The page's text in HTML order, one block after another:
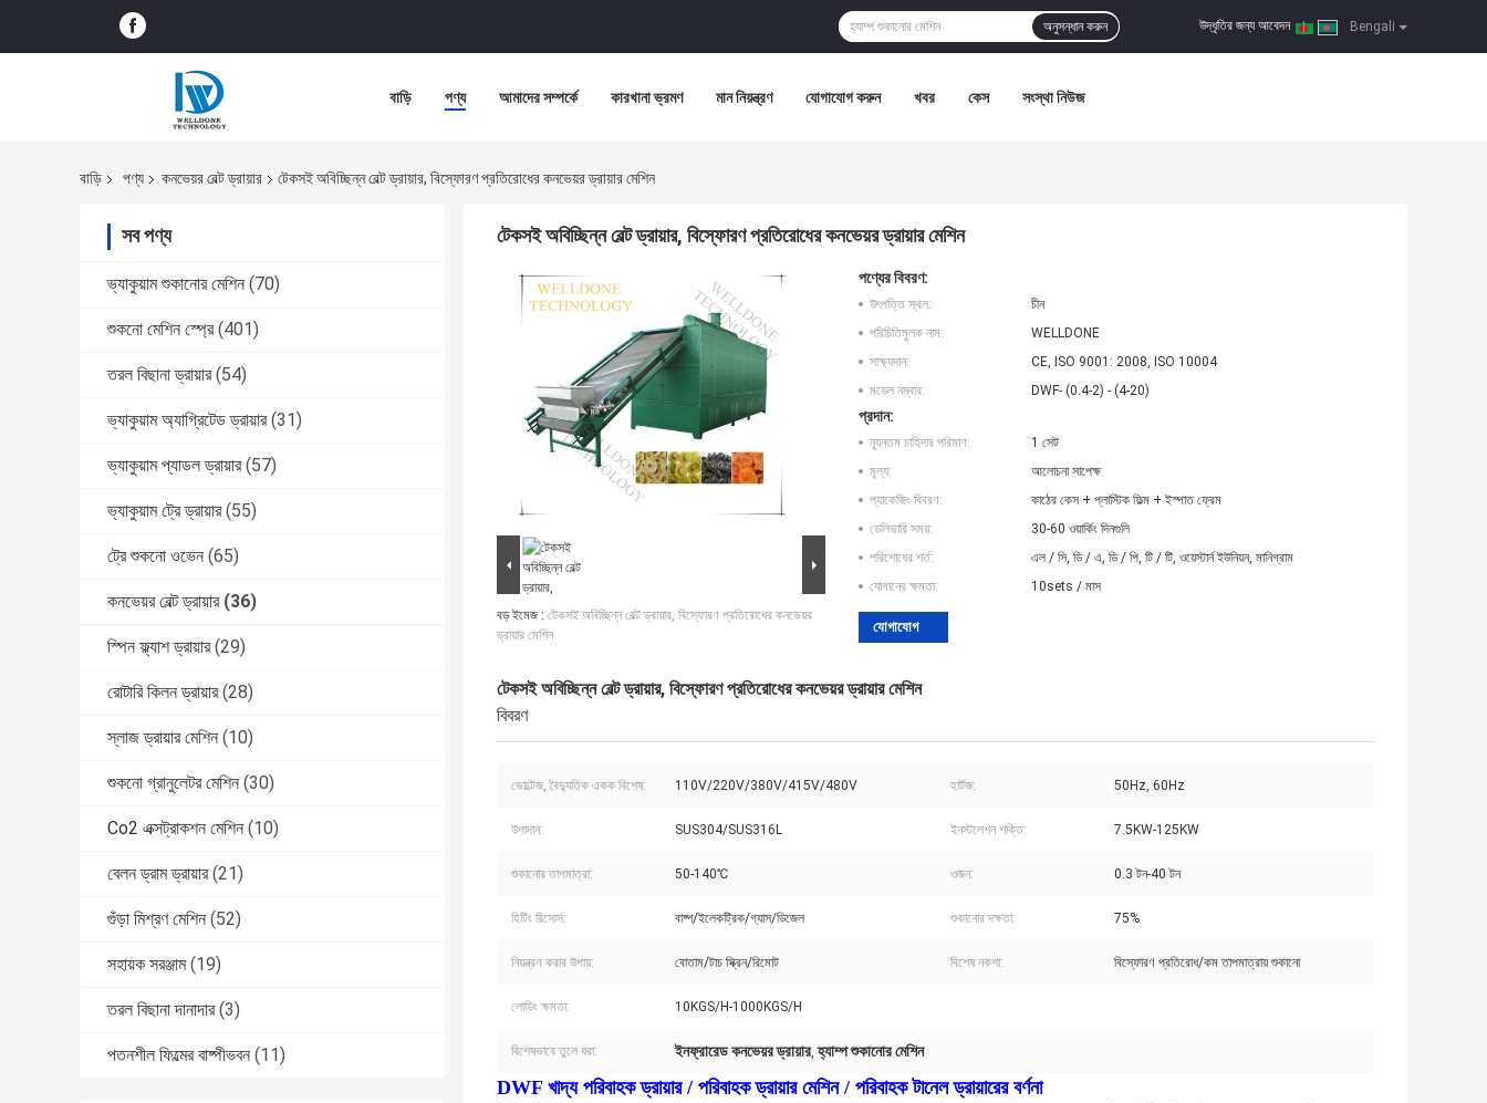
Bengali
উদ্ধৃতির জন্য আবেদন |
অনুসন্ধান করুন
বাড়ি পণ্য আমাদের সম্পর্কে কারখানা ভ্রমণ মান নিয়ন্ত্রণ যোগাযোগ করুন খবর কেস সংস্থা নিউজ
বাড়ি পণ্য কনভেয়র বেল্ট ড্রায়ার টেকসই অবিচ্ছিন্ন বেল্ট ড্রায়ার, বিস্ফোরণ প্রতিরোধের কনভেয়র ড্রায়ার মেশিন
সব পণ্য
ভ্যাকুয়াম শুকানোর মেশিন (70)
শুকনো মেশিন স্প্রে (401)
তরল বিছানা ড্রায়ার (54)
ভ্যাকুয়াম অ্যাগ্রিটেড ড্রায়ার (31)
ভ্যাকুয়াম প্যাডল ড্রায়ার (57)
ভ্যাকুয়াম ট্রে ড্রায়ার (55)
ট্রে শুকনো ওভেন (65)
কনভেয়র বেল্ট ড্রায়ার (36)
স্পিন ফ্ল্যাশ ড্রায়ার (29)
রোটারি কিলন ড্রায়ার (28)
স্লাজ ড্রায়ার মেশিন (10)
শুকনো গ্রানুলেটর মেশিন (30)
Co2 এক্সট্রাকশন মেশিন (10)
বেলন ড্রাম ড্রায়ার (21)
গুঁড়া মিশ্রণ মেশিন (52)
সহায়ক সরঞ্জাম (19)
তরল বিছানা দানাদার (3)
পতনশীল ফিল্মের বাষ্পীভবন (11)
টেকসই অবিচ্ছিন্ন বেল্ট ড্রায়ার, বিস্ফোরণ প্রতিরোধের কনভেয়র ড্রায়ার মেশিন
বড় ইমেজ : টেকসই অবিচ্ছিন্ন বেল্ট ড্রায়ার, বিস্ফোরণ প্রতিরোধের কনভেয়র
ড্রায়ার মেশিন
পণ্যের বিবরণ:
উৎপত্তি স্থল:
চীন
পরিচিতিমুলক নাম:
WELLDONE
সাক্ষ্যদান:
CE, ISO 9001: 2008, ISO 10004
মডেল নম্বার:
DWF- (0.4-2) - (4-20)
প্রদান:
ন্যূনতম চাহিদার পরিমাণ:
1 সেট
মূল্য:
আলোচনা সাপেক্ষ
প্যাকেজিং বিবরণ:
কাঠের কেস + প্লাস্টিক ফিল্ম + ইস্পাত ফ্রেম
ডেলিভারি সময়:
30-60 ওয়ার্কিং দিনগুলি
পরিশোধের শর্ত:
এল / সি, ডি / এ, ডি / পি, টি / টি, ওয়েস্টার্ন ইউনিয়ন, মানিগ্রাম
যোগানের ক্ষমতা:
10sets / মাস
যোগাযোগ
টেকসই অবিচ্ছিন্ন বেল্ট ড্রায়ার, বিস্ফোরণ প্রতিরোধের কনভেয়র ড্রায়ার মেশিন
বিবরণ
ভোল্টেজ, বৈদ্যুতিক একক বিশেষ: 110V/220V/380V/415V/480V হার্টজ: 50Hz, 60Hz
উপাদান: SUS304/SUS316L ইনস্টলেশন শক্তি: 7.5KW-125KW
শুকানোর তাপমাত্রা: 50-140℃ ওজন: 0.3 টন-40 টন
হিটিং রিসোর্স: বাষ্প/ইলেকট্রিক/গ্যাস/ডিজেল শুকানোর দক্ষতা: 75%
নিয়ন্ত্রণ করার উপায়: বোতাম/টাচ স্ক্রিন/রিমোট বিশেষ নকশা: বিস্ফোরণ প্রতিরোধ/কম তাপমাত্রায় শুকানো
লোডিং ক্ষমতা: 10KGS/H-1000KGS/H
বিশেষভাবে তুলে ধরা: ইনফ্রারেড কনভেয়র ড্রায়ার,হ্যাম্প শুকানোর মেশিন
DWF খাদ্য পরিবাহক ড্রায়ার / পরিবাহক ড্রায়ার মেশিন / পরিবাহক টানেল ড্রায়ারের বর্ণনা